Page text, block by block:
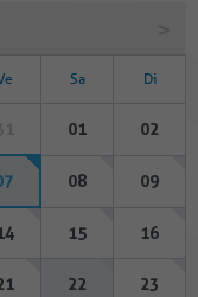
Sa Di
01 02
08 09
15 16
22 23